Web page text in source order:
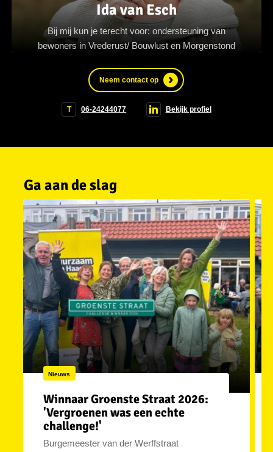
Ida van Esch
Bij mij kun je terecht voor: ondersteuning van
bewoners in Vrederust/ Bouwlust en Morgenstond
Neem contact op
T 06-24244077 Bekijk profiel
Nieuws
Winnaar Groenste Straat 2026:
'Vergroenen was een echte
challenge!'
Burgemeester van der Werffstraat
Ga aan de slag